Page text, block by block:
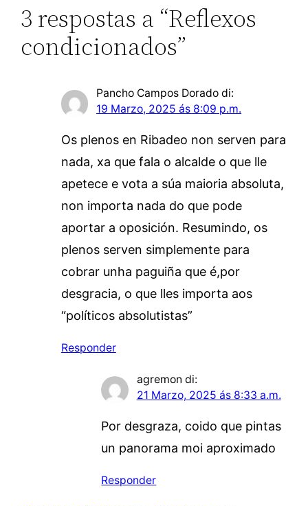
3 respostas a “Reflexos
condicionados”
Pancho Campos Dorado di:
19 Marzo, 2025 ás 8:09 p.m.
Os plenos en Ribadeo non serven para
nada, xa que fala o alcalde o que lle
apetece e vota a súa maioria absoluta,
non importa nada do que pode
aportar a oposición. Resumindo, os
plenos serven simplemente para
cobrar unha paguiña que é,por
desgracia, o que lles importa aos
“políticos absolutistas”
Responder
agremon di:
21 Marzo, 2025 ás 8:33 a.m.
Por desgraza, coido que pintas
un panorama moi aproximado
Responder